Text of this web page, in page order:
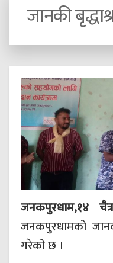
जानकी
जनकपुरधाम,१४
जनकपुरधामको
गरेको छ ।